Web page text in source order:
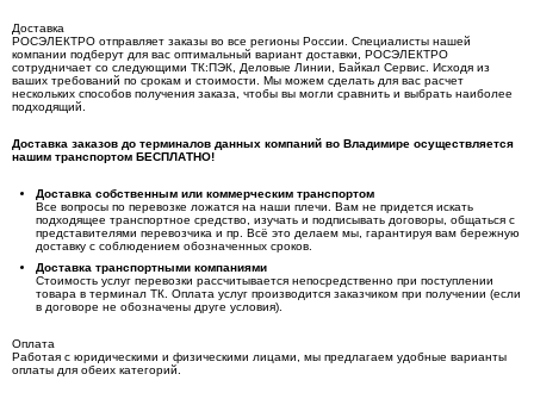
Доставка
РОСЭЛЕКТРО отправляет заказы во все регионы России. Специалисты нашей
компании подберут для вас оптимальный вариант доставки, РОСЭЛЕКТРО
сотрудничает со следующими ТК:ПЭК, Деловые Линии, Байкал Сервис. Исходя из
ваших требований по срокам и стоимости. Мы можем сделать для вас расчет
нескольких способов получения заказа, чтобы вы могли сравнить и выбрать наиболее
подходящий.
Доставка заказов до терминалов данных компаний во Владимире осуществляется
нашим транспортом БЕСПЛАТНО!
Доставка собственным или коммерческим транспортом
Все вопросы по перевозке ложатся на наши плечи. Вам не придется искать
подходящее транспортное средство, изучать и подписывать договоры, общаться с
представителями перевозчика и пр. Всё это делаем мы, гарантируя вам бережную
доставку с соблюдением обозначенных сроков.
Доставка транспортными компаниями
Стоимость услуг перевозки рассчитывается непосредственно при поступлении
товара в терминал ТК. Оплата услуг производится заказчиком при получении (если
в договоре не обозначены друге условия).
Оплата
Работая с юридическими и физическими лицами, мы предлагаем удобные варианты
оплаты для обеих категорий.